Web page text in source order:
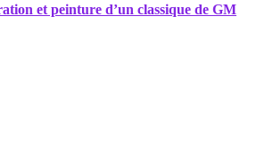
et peinture d’un classique de GM